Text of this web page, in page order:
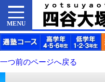
MENU
一つ前のページへ戻る